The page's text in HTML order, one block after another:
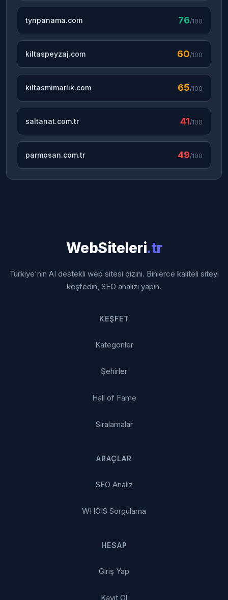
tynpanama.com 76/100
kiltaspeyzaj.com 60/100
kiltasmimarlik.com 65/100
saltanat.com.tr 41/100
parmosan.com.tr 49/100
WebSiteleri.tr
Türkiye'nin AI destekli web sitesi dizini. Binlerce kaliteli siteyi
keşfedin, SEO analizi yapın.
KEŞFET
Kategoriler
Şehirler
Hall of Fame
Sıralamalar
ARAÇLAR
SEO Analiz
WHOIS Sorgulama
HESAP
Giriş Yap
Kayıt Ol